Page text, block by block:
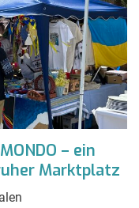
– ein
Marktplatz